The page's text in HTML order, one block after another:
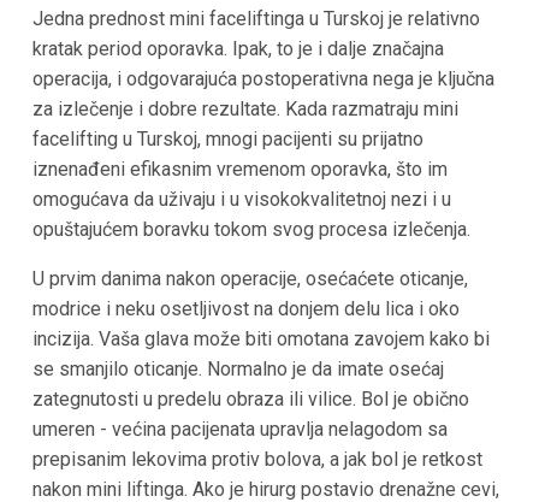
Jedna prednost mini faceliftinga u Turskoj je relativno
kratak period oporavka. Ipak, to je i dalje značajna
operacija, i odgovarajuća postoperativna nega je ključna
za izlečenje i dobre rezultate. Kada razmatraju mini
facelifting u Turskoj, mnogi pacijenti su prijatno
iznenađeni efikasnim vremenom oporavka, što im
omogućava da uživaju i u visokokvalitetnoj nezi i u
opuštajućem boravku tokom svog procesa izlečenja.
U prvim danima nakon operacije, osećaćete oticanje,
modrice i neku osetljivost na donjem delu lica i oko
incizija. Vaša glava može biti omotana zavojem kako bi
se smanjilo oticanje. Normalno je da imate osećaj
zategnutosti u predelu obraza ili vilice. Bol je obično
umeren - većina pacijenata upravlja nelagodom sa
prepisanim lekovima protiv bolova, a jak bol je retkost
nakon mini liftinga. Ako je hirurg postavio drenažne cevi,